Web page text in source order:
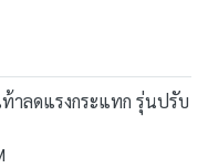
าลดแรงกระแทก รุ่นปรับ